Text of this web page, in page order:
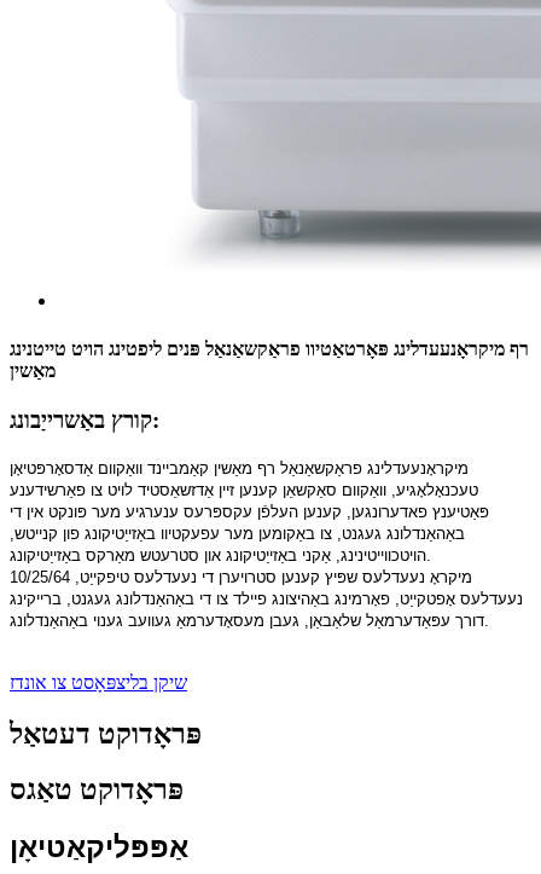
רף מיקראָנעעדלינג פּאָרטאַטיוו פראַקשאַנאַל פּנים ליפטינג הויט טייטנינג
מאַשין
קורץ באַשרייַבונג:
מיקראָנעעדלינג פראַקשאַנאַל רף מאַשין קאַמביינד וואַקוום אַדסאָרפּטיאָן
טעכנאָלאָגיע, וואַקוום סאַקשאַן קענען זיין אַדזשאַסטיד לויט צו פאַרשידענע
פּאַטיענץ פאדערונגען, קענען העלפֿן עקספּרעס ענערגיע מער פּונקט אין די
באַהאַנדלונג געגנט, צו באַקומען מער עפעקטיוו באַזייַטיקונג פון קנייטש,
הויט
10/25/64 מיקראָ נעעדלעס שפּיץ קענען סטרויערן די נעעדלעס טיפקייַט,
נעעדלעס אָפטקייַט, פאָרמינג באַהיצונג פיילד צו די באַהאַנדלונג געגנט, ברייקינג
שיקן בליצפּאָסט צו אונדז
פּראָדוקט דעטאַל
פּראָדוקט טאַגס
אַפּפּליקאַטיאָן